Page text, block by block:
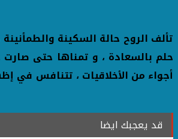
تألف الروح حالة السكينة
حلم بالسعادة ، و تمناها حتى
أجواء من الأخلاقيات ، تتنافس في
قد يعجبك ايضا